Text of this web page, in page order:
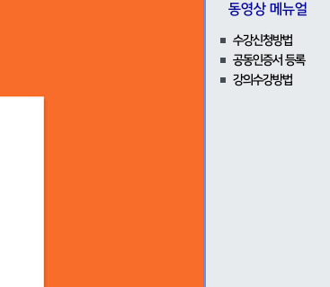
동영상 메뉴얼
수강신청방법
공동인증서 등록
강의수강방법